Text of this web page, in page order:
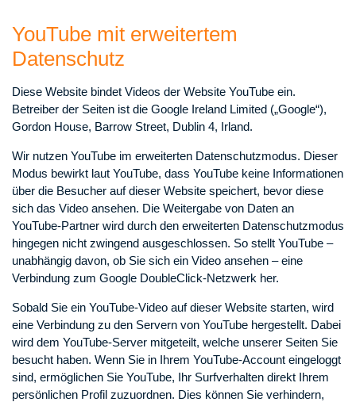
YouTube mit erweitertem
Datenschutz
Diese Website bindet Videos der Website YouTube ein.
Betreiber der Seiten ist die Google Ireland Limited („Google“),
Gordon House, Barrow Street, Dublin 4, Irland.
Wir nutzen YouTube im erweiterten Datenschutzmodus. Dieser
Modus bewirkt laut YouTube, dass YouTube keine Informationen
über die Besucher auf dieser Website speichert, bevor diese
sich das Video ansehen. Die Weitergabe von Daten an
YouTube-Partner wird durch den erweiterten Datenschutzmodus
hingegen nicht zwingend ausgeschlossen. So stellt YouTube –
unabhängig davon, ob Sie sich ein Video ansehen – eine
Verbindung zum Google DoubleClick-Netzwerk her.
Sobald Sie ein YouTube-Video auf dieser Website starten, wird
eine Verbindung zu den Servern von YouTube hergestellt. Dabei
wird dem YouTube-Server mitgeteilt, welche unserer Seiten Sie
besucht haben. Wenn Sie in Ihrem YouTube-Account eingeloggt
sind, ermöglichen Sie YouTube, Ihr Surfverhalten direkt Ihrem
persönlichen Profil zuzuordnen. Dies können Sie verhindern,